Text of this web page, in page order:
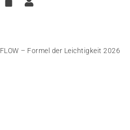
FLOW – Formel der Leichtigkeit 2026